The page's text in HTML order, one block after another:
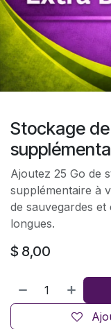
Stockage
Ajoutez 25 Go de
supplémentaire à
de sauvegardes
longues.
$ 8,00